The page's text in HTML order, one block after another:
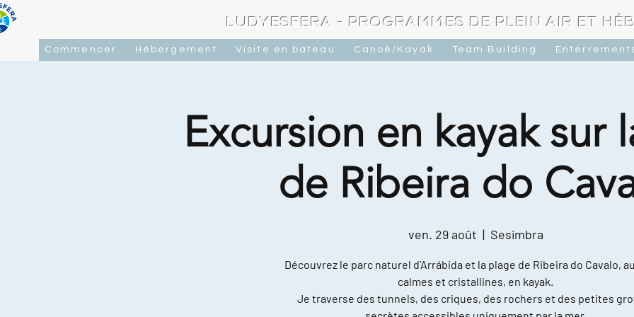
LUDYESFERA - PROGRAMMES DE PLEIN AIR ET
Commencer Hébergement Visite en bateau Canoë/Kayak Team Building
Excursion en kayak sur
de Ribeira do
ven. 29 août
  |
Sesimbra
Découvrez le parc naturel d'Arrábida et la plage de Ribeira do Cavalo,
calmes et cristallines, en kayak.
Je traverse des tunnels, des criques, des rochers et des petites